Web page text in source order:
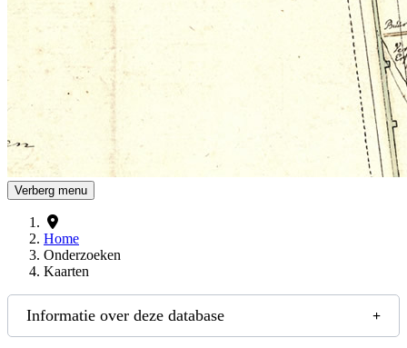
Verberg menu
Home
Onderzoeken
Kaarten
Informatie over deze database